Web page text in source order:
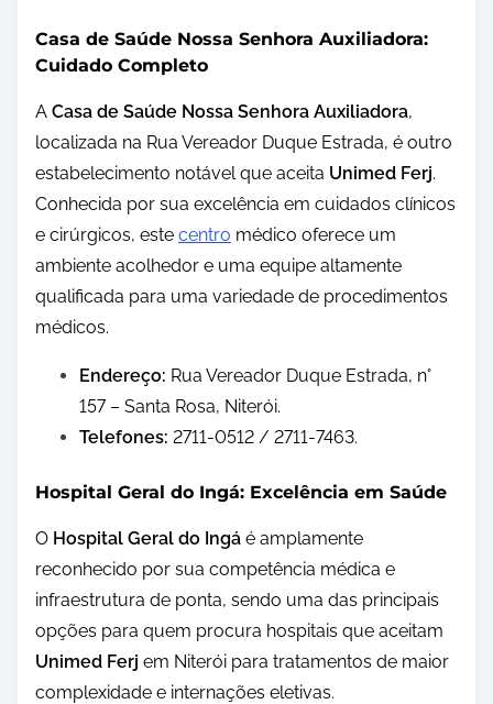
Casa de Saúde Nossa Senhora Auxiliadora:
Cuidado Completo
A Casa de Saúde Nossa Senhora Auxiliadora,
localizada na Rua Vereador Duque Estrada, é outro
estabelecimento notável que aceita Unimed Ferj.
Conhecida por sua excelência em cuidados clínicos
e cirúrgicos, este centro médico oferece um
ambiente acolhedor e uma equipe altamente
qualificada para uma variedade de procedimentos
médicos.
Endereço: Rua Vereador Duque Estrada, n°
157 – Santa Rosa, Niterói.
Telefones: 2711-0512 / 2711-7463.
Hospital Geral do Ingá: Excelência em Saúde
O Hospital Geral do Ingá é amplamente
reconhecido por sua competência médica e
infraestrutura de ponta, sendo uma das principais
opções para quem procura hospitais que aceitam
Unimed Ferj em Niterói para tratamentos de maior
complexidade e internações eletivas.